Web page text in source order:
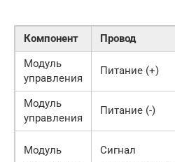
Компонент Провод
Модуль
управления
Питание (+)
Модуль
управления
Питание (-)
Модуль
Сигнал